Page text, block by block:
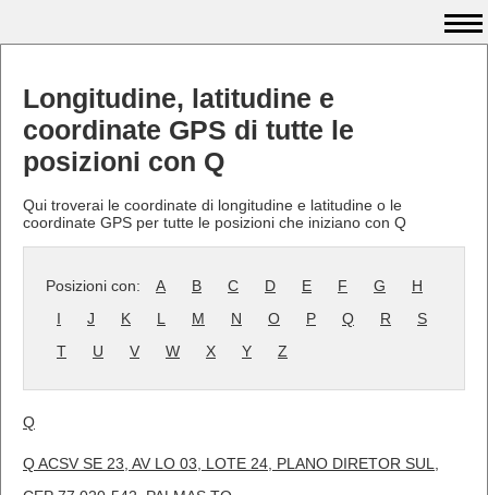
Longitudine, latitudine e
coordinate GPS di tutte le
posizioni con Q
Qui troverai le coordinate di longitudine e latitudine o le
coordinate GPS per tutte le posizioni che iniziano con Q
Posizioni con: A B C D E F G
H
I
J K L M N O P Q R
S
T
U V W X Y Z
Q
Q ACSV SE 23, AV LO 03, LOTE 24, PLANO DIRETOR SUL,